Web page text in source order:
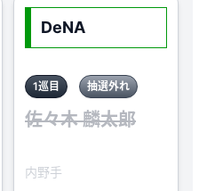
DeNA
1巡目 抽選外れ
佐々木 麟太郎
内野手